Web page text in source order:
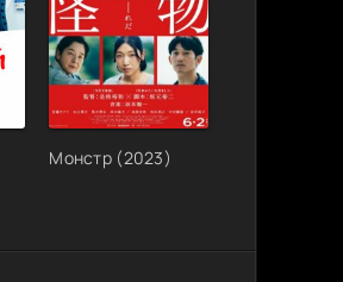
Монстр (2023)